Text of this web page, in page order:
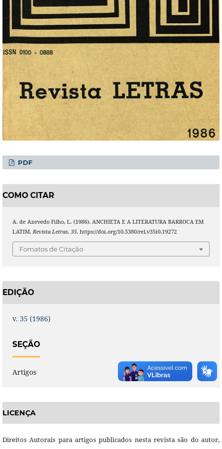
PDF
COMO CITAR
A. de Azevedo Filho, L. (1986). ANCHIETA E A LITERATURA BARROCA EM
LATIM. Revista Letras, 35. https://doi.org/10.5380/rel.v35i0.19272
Fomatos de Citação
EDIÇÃO
v. 35 (1986)
SEÇÃO
Artigos
LICENÇA
Direitos Autorais para artigos publicados nesta revista são do autor,